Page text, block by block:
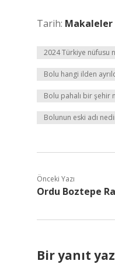
Tarih: Makaleler
2024 Türkiye nüfusu
Bolu hangi ilden
Bolu pahalı bir şehir
Bolunun eski adı
Önceki Yazı
Ordu Boztepe
Bir yanıt